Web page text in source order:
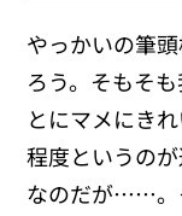
やっかいの筆
ろう。そもそ
とにマメにき
程度というの
なのだが……。